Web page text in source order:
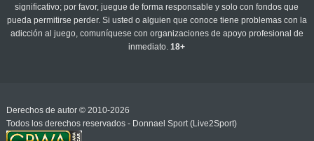
significativo; por favor, juegue de forma responsable y solo con fondos que
pueda permitirse perder. Si usted o alguien que conoce tiene problemas con la
adicción al juego, comuníquese con organizaciones de apoyo profesional de
inmediato.18+
Derechos de autor © 2010-2026
Todos los derechos reservados - Donnael Sport (Live2Sport)